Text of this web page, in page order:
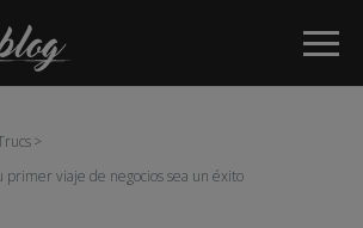
primer viaje de negocios sea un éxito